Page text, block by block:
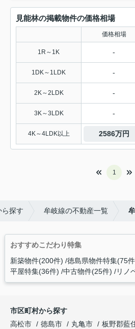
見能林の掲載物件の価格相場
価格相場
1R～1K -
1DK～1LDK -
2K～2LDK -
3K～3LDK -
4K～4LDK以上 2586万円
1
ら探す 牟岐線の不動産一覧
おすすめこだわり特集
新築物件(200件) 徳島県物件特集(75
平屋特集(36件) 中古物件(25件) リノ
市区町村から探す
高松市
徳島市 丸亀市 板野郡藍